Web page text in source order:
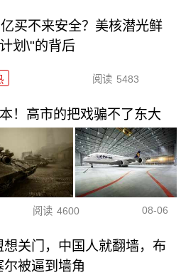
买不来安全？美核潜光鲜
划\"的背后
阅读 5483
！高市的把戏骗不了东大
阅读 4600 08-06
想关门，中国人就翻墙，布
尔被逼到墙角